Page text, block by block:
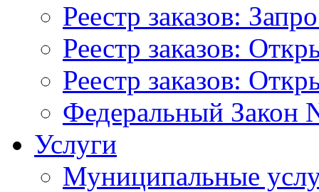
Реестр заказов:
Реестр заказов:
Реестр заказов:
Федеральный Закон
Услуги
Муниципальные